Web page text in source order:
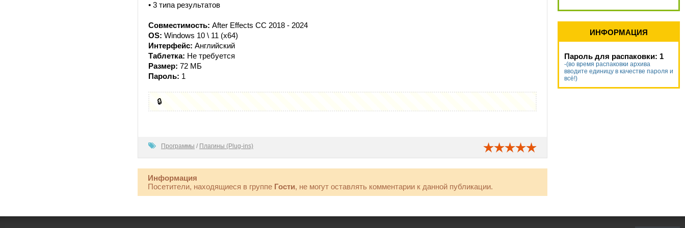
• 3 типа результатов
Совместимость: After Effects CC 2018 - 2024
OS: Windows 10 \ 11 (x64)
Интерфейс: Английский
Таблетка: Не требуется
Размер: 72 МБ
Пароль: 1
🔒
Программы / Плагины (Plug-ins)
Информация
Посетители, находящиеся в группе Гости, не могут оставлять комментарии к данной публикации.
ИНФОРМАЦИЯ
Пароль для распаковки: 1
-(во время распаковки архива
вводите единицу в качестве пароля и
всё!)